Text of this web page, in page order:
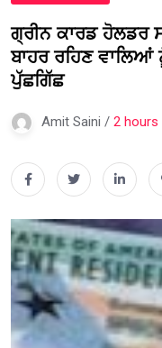
ਗ੍ਰੀਨ ਕਾਰਡ ਹੋਲਡਰ
ਬਾਹਰ ਰਹਿਣ
ਪੁੱਛਗਿੱਛ
Amit Saini / 2 hours